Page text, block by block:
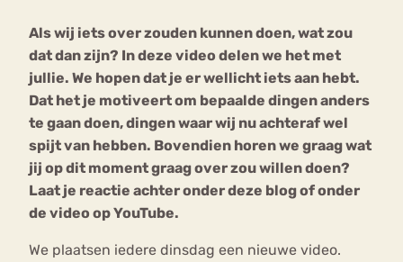
Als wij iets over zouden kunnen doen, wat zou
dat dan zijn? In deze video delen we het met
jullie. We hopen dat je er wellicht iets aan hebt.
Dat het je motiveert om bepaalde dingen anders
te gaan doen, dingen waar wij nu achteraf wel
spijt van hebben. Bovendien horen we graag wat
jij op dit moment graag over zou willen doen?
Laat je reactie achter onder deze blog of onder
de video op YouTube.
We plaatsen iedere dinsdag een nieuwe video.
Forum
osa
Eetbuien Piekeren Sport
Trauma
Orthorexia
Afvallen Angst